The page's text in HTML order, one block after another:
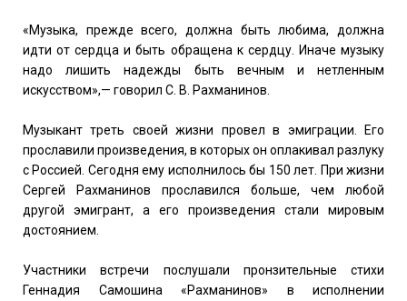
«Музыка, прежде всего, должна быть любима, должна
идти от сердца и быть обращена к сердцу. Иначе музыку
надо лишить надежды быть вечным и нетленным
искусством»,— говорил С. В. Рахманинов.
Музыкант треть своей жизни провел в эмиграции. Его
прославили произведения, в которых он оплакивал разлуку
с Россией. Сегодня ему исполнилось бы 150 лет. При жизни
Сергей Рахманинов прославился больше, чем любой
другой эмигрант, а его произведения стали мировым
достоянием.
Участники встречи послушали пронзительные стихи
Геннадия Самошина «Рахманинов» в исполнении